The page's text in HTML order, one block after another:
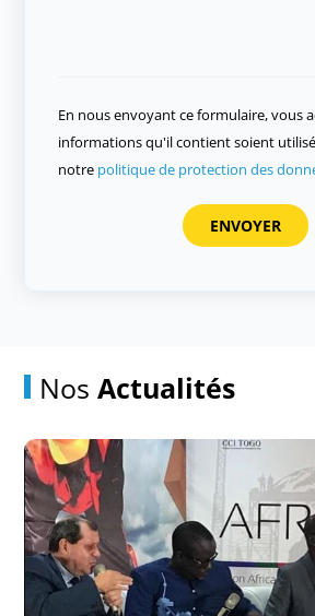
En nous envoyant ce formulaire, vous
informations qu'il contient soient
notre politique de protection des
NosActualités